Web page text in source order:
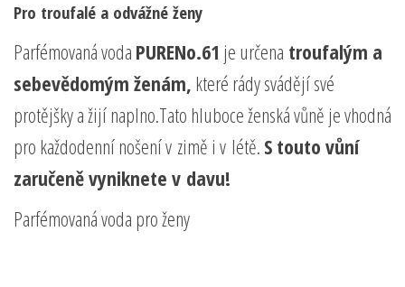
Pro troufalé a odvážné ženy
Parfémovaná voda PURENo.61 je určena troufalým a
sebevědomým ženám, které rády svádějí své
protějšky a žijí naplno.Tato hluboce ženská vůně je vhodná
pro každodenní nošení v zimě i v létě. S touto vůní
zaručeně vyniknete v davu!
Parfémovaná voda pro ženy